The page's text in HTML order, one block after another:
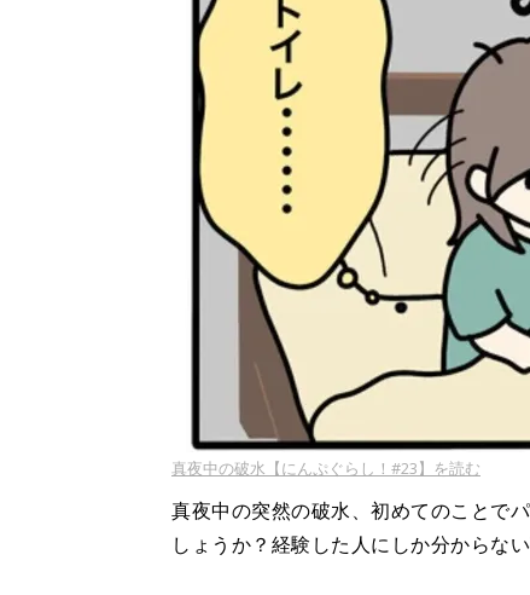
真夜中の破水【にんぷぐらし！#23】を読む
真夜中の突然の破水、初めてのことで
しょうか？経験した人にしか分からな